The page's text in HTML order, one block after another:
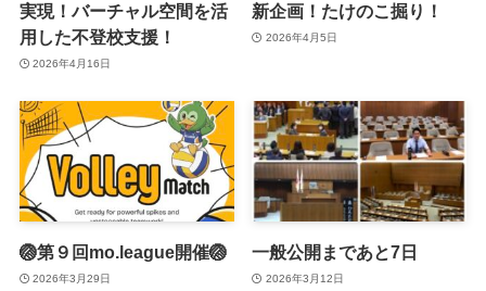
実現！バーチャル空間を活
用した不登校支援！
2026年4月16日
新企画！たけのこ掘り！
2026年4月5日
🏐第９回mo.league開催🏐
2026年3月29日
一般公開まであと7日
2026年3月12日